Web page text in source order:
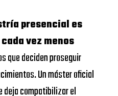
https://www.urjc.es/
–
presencial es
vez menos
que deciden proseguir
Un máster oficial
deja compatibilizar el